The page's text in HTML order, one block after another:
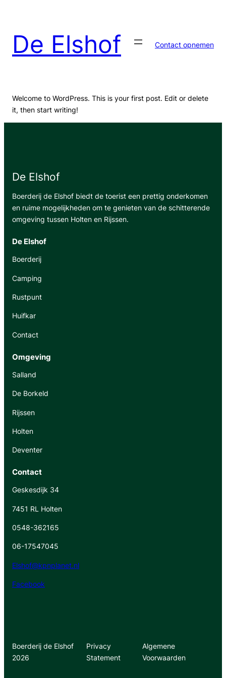
inhoud
De Elshof Contact opnemen
Welcome to WordPress. This is your first post. Edit or delete
it, then start writing!
De Elshof
Boerderij de Elshof biedt de toerist een prettig onderkomen
en ruime mogelijkheden om te genieten van de schitterende
omgeving tussen Holten en Rijssen.
De Elshof
Boerderij
Camping
Rustpunt
Huifkar
Contact
Omgeving
Salland
De Borkeld
Rijssen
Holten
Deventer
Contact
Geskesdijk 34
7451 RL Holten
0548-362165
06-17547045
Elshof@kpnplanet.nl
Facebook
Boerderij de Elshof
2026
Privacy
Statement
Algemene
Voorwaarden